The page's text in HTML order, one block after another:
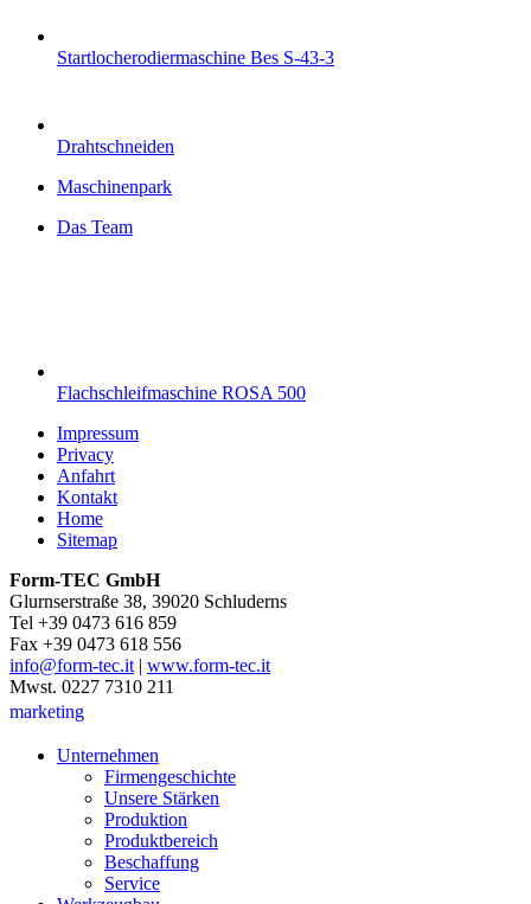
Startlocherodiermaschine Bes S-43-3
Drahtschneiden
Maschinenpark
Das Team
Flachschleifmaschine ROSA 500
Impressum
Privacy
Anfahrt
Kontakt
Home
Sitemap
Form-TEC GmbH
Glurnserstraße 38, 39020 Schluderns
Tel +39 0473 616 859
Fax +39 0473 618 556
info@form-tec.it| www.form-tec.it
Mwst. 0227 7310 211
marketing
Unternehmen
Firmengeschichte
Unsere Stärken
Produktion
Produktbereich
Beschaffung
Service